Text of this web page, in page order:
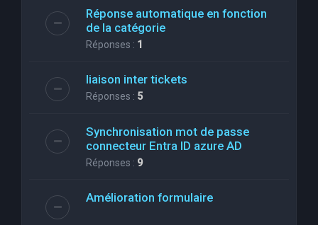
Réponse automatique en fonction
de la catégorie
Réponses : 1
liaison inter tickets
Réponses : 5
Synchronisation mot de passe
connecteur Entra ID azure AD
Réponses : 9
Amélioration formulaire